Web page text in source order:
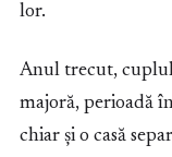
lor.
Anul trecut,
majoră, perioadă
chiar și o casă